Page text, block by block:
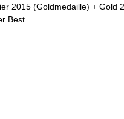
2015 (Goldmedaille) + Gold
Best